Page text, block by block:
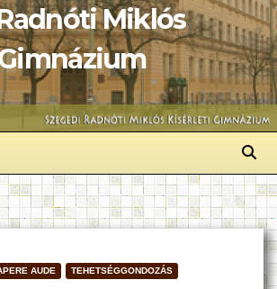
Miklós
AUDE TEHETSÉGGONDOZÁS